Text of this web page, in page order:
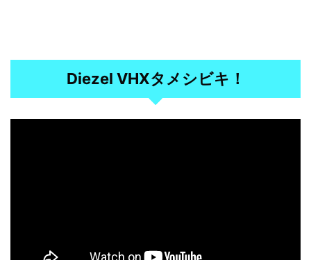
Diezel VHXタメシビキ！